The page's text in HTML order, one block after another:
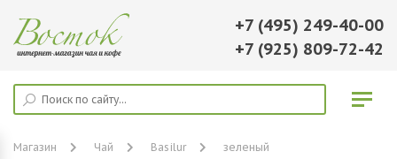
+7 (495) 249-40-00
+7 (925) 809-72-42
Магазин Чай Basilur
зеленый